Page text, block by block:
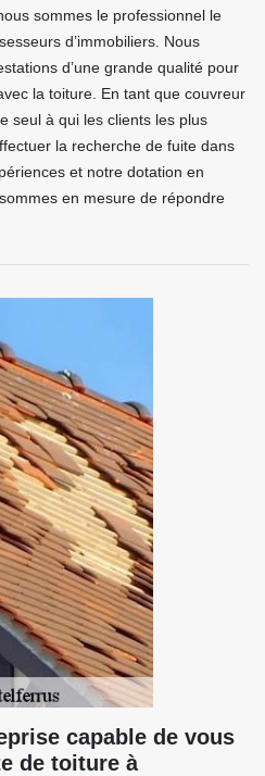
sommes le professionnel le
d’immobiliers. Nous
d’une grande qualité pour
la toiture. En tant que couvreur
seul à qui les clients les plus
la recherche de fuite dans
et notre dotation en
en mesure de répondre
capable de vous
de toiture à